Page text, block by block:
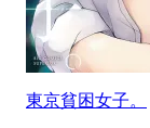
東京貧困女子。